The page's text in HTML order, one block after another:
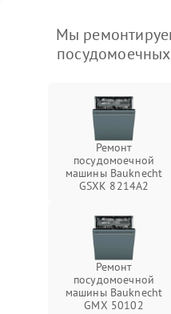
Мы
Ремонт
посудомоечной
машины Bauknecht
GSXK 8214A2
Ремонт
посудомоечной
машины Bauknecht
GMX 50102